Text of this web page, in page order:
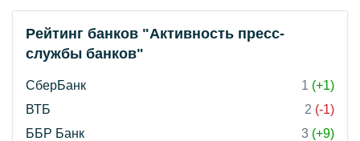
Рейтинг банков "Активность пресс-
службы банков"
СберБанк 1 (+1)
ВТБ
2 (-1)
ББР Банк
3 (+9)